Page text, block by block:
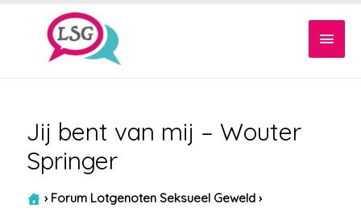
Jij bent van mij – Wouter
Springer
› Forum Lotgenoten Seksueel Geweld ›